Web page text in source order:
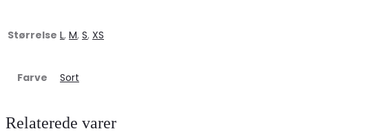
Størrelse L, M, S, XS
Farve Sort
Relaterede varer